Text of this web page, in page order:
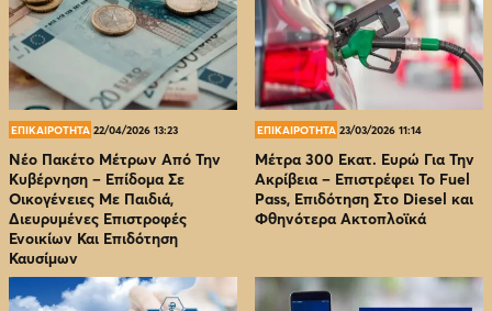
ΕΠΙΚΑΙΡΟΤΗΤΑ 22/04/2026 13:23
Νέο Πακέτο Μέτρων Από Την
Κυβέρνηση – Επίδομα Σε
Οικογένειες Με Παιδιά,
Διευρυμένες Επιστροφές
Ενοικίων Και Επιδότηση
Καυσίμων
ΕΠΙΚΑΙΡΟΤΗΤΑ 23/03/2026 11:14
Μέτρα 300 Εκατ. Ευρώ Για Την
Ακρίβεια – Επιστρέφει Το Fuel
Pass, Επιδότηση Στο Diesel και
Φθηνότερα Ακτοπλοϊκά